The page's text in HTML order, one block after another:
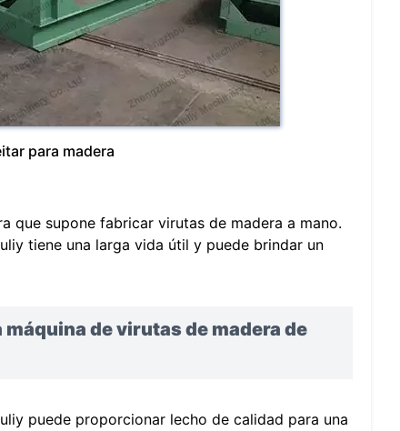
para madera
que supone fabricar virutas de madera a mano.
tiene una larga vida útil y puede brindar un
de virutas de madera de
puede proporcionar lecho de calidad para una